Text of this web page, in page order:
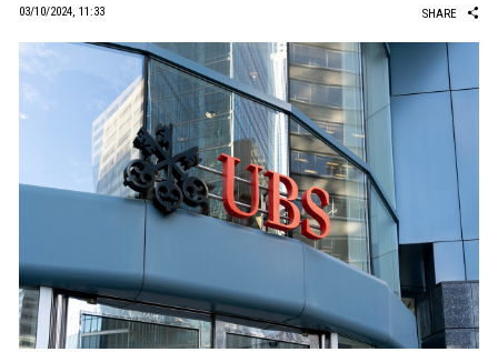
03/10/2024, 11:33
SHARE